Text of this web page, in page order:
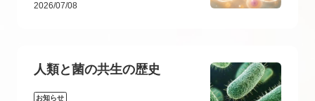
2026/07/08
人類と菌の共生の歴史
お知らせ